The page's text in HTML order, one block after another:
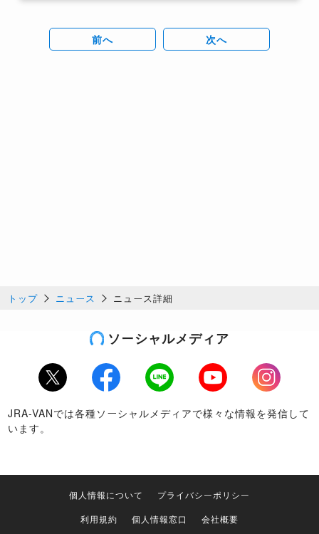
前へ 次へ
トップ ニュース ニュース詳細
ソーシャルメディア
Twitter Facebook LINE Youtube
Instagram
JRA-VANでは各種ソーシャルメディアで様々な情報を発信して
います。
個人情報について
プライバシーポリシー
利用規約
個人情報窓口 会社概要